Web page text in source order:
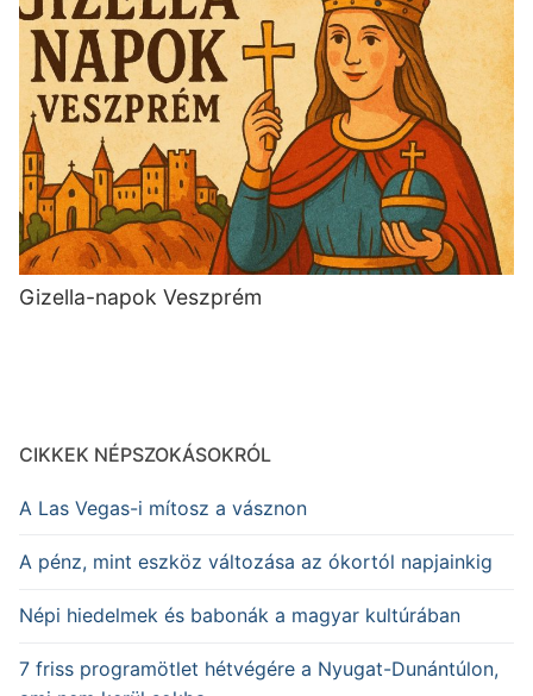
Gizella-napok Veszprém
CIKKEK NÉPSZOKÁSOKRÓL
A Las Vegas-i mítosz a vásznon
A pénz, mint eszköz változása az ókortól napjainkig
Népi hiedelmek és babonák a magyar kultúrában
7 friss programötlet hétvégére a Nyugat-Dunántúlon,